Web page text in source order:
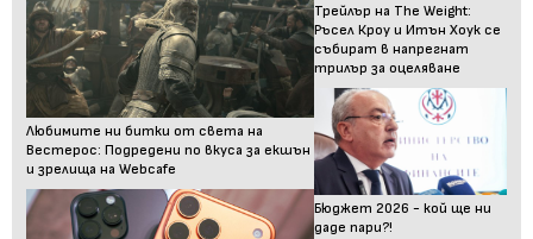
Любимите ни битки от света на
Вестерос: Подредени по вкуса за екшън
и зрелища на Webcafe
Трейлър на The Weight:
Ръсел Кроу и Итън Хоук се
събират в напрегнат
трилър за оцеляване
Бюджет 2026 - кой ще ни
даде пари?!